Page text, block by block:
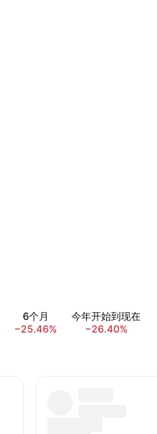
6个月
−25.46%
今年开始到现在
−26.40%